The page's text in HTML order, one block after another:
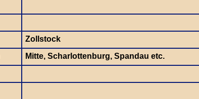
Zollstock
Mitte, Scharlottenburg, Spandau etc.